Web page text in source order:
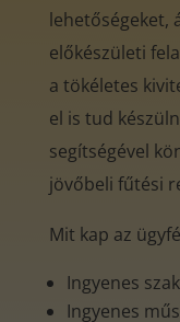
lehetőségeket,
előkészületi
a tökéletes
el is tud
segítségével
jövőbeli fűtési
Mit kap az
Ingyenes
Ingyenes